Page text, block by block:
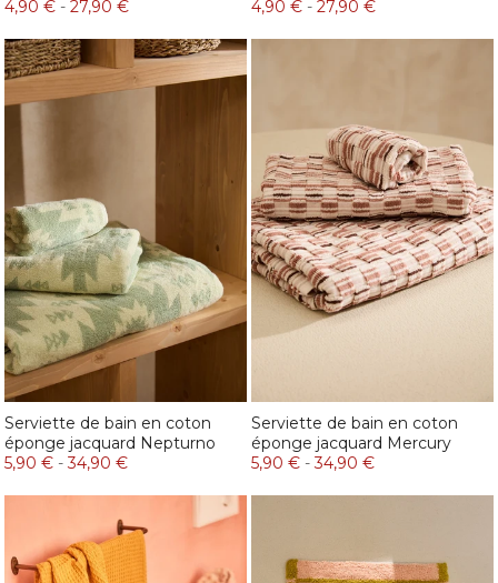
4,90 € - 27,90 € 4,90 € - 27,90 €
Serviette de bain en coton
éponge jacquard Nepturno
5,90 € -34,90 €
Serviette de bain en coton
éponge jacquard Mercury
5,90 € -34,90 €